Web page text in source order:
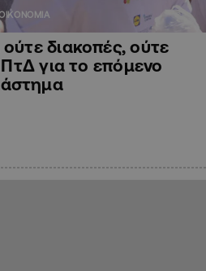
διακοπές, ούτε
για το επόμενο